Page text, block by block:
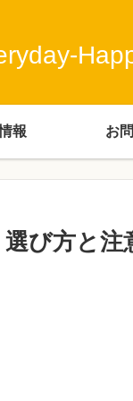
報 お
び方と注